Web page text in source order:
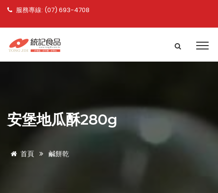
服務專線: (07) 693-4708
安堡地瓜酥280g
首頁 鹹餅乾